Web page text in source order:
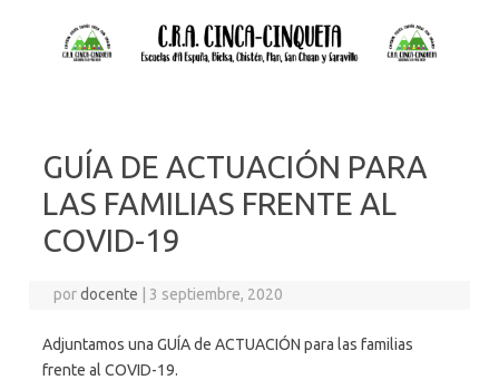
GUÍA DE ACTUACIÓN PARA
LAS FAMILIAS FRENTE AL
COVID-19
pordocente | 3 septiembre, 2020
Adjuntamos una GUÍA de ACTUACIÓN para las familias
frente al COVID-19.